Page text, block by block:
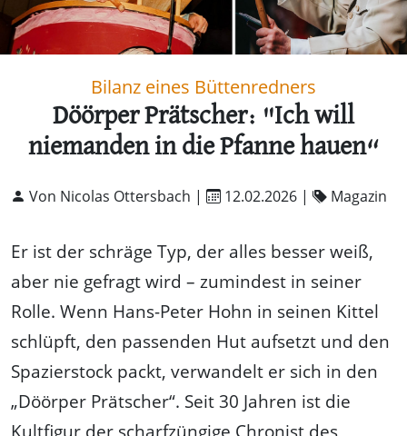
Bilanz eines Büttenredners
Döörper Prätscher: "Ich will
niemanden in die Pfanne hauen“
Von Nicolas Ottersbach | 12.02.2026 | Magazin
Er ist der schräge Typ, der alles besser weiß,
aber nie gefragt wird – zumindest in seiner
Rolle. Wenn Hans-Peter Hohn in seinen Kittel
schlüpft, den passenden Hut aufsetzt und den
Spazierstock packt, verwandelt er sich in den
„Döörper Prätscher“. Seit 30 Jahren ist die